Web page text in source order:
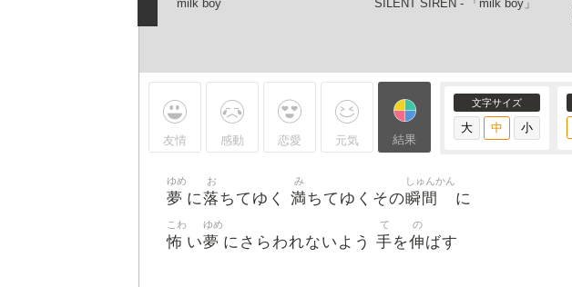
milk boy SILENT SIREN - 「milk boy」
友情 感動 恋愛 元気 結果
文字サイズ
夢
ゆめ
に落
お
ちてゆく 満
み
ちてゆくその瞬間
しゅんかん
に
怖
こわ
い夢
ゆめ
にさらわれないよう 手
て
を伸
の
ばす